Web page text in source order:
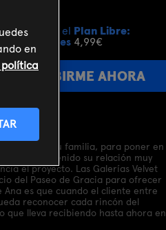
SUSCRIBIRME AHORA
Incluido en el Plan Libre:
Cine y Series 4,99€
con su familia, para poner en
ha mantenido su relación muy
el proyecto. Las Galerías Velvet
del Paseo de Gracia para ofrecer
es que cuando el cliente entre
reconocer cada rincón del
que lleva recibiendo hasta ahora en
en
política